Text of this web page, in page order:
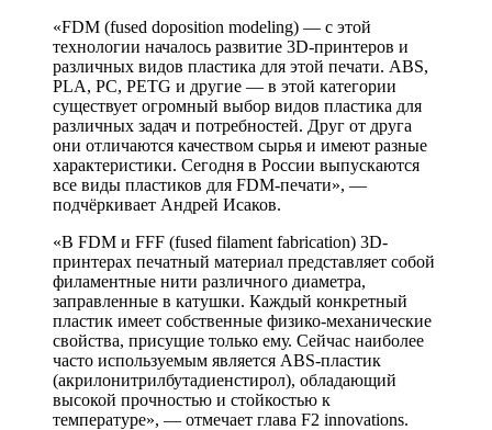
«FDM (fused doposition modeling) — с этой
технологии началось развитие 3D-принтеров и
различных видов пластика для этой печати. ABS,
PLA, PC, PETG и другие — в этой категории
существует огромный выбор видов пластика для
различных задач и потребностей. Друг от друга
они отличаются качеством сырья и имеют разные
характеристики. Сегодня в России выпускаются
все виды пластиков для FDM-печати», —
подчёркивает Андрей Исаков.
«В FDM и FFF (fused filament fabrication) 3D-
принтерах печатный материал представляет собой
филаментные нити различного диаметра,
заправленные в катушки. Каждый конкретный
пластик имеет собственные физико-механические
свойства, присущие только ему. Сейчас наиболее
часто используемым является ABS-пластик
(акрилонитрилбутадиенстирол), обладающий
высокой прочностью и стойкостью к
температуре», — отмечает глава F2 innovations.